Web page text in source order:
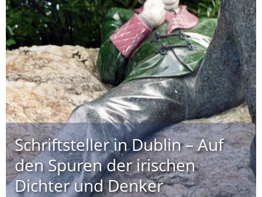
Schriftsteller in Dublin – Auf
den Spuren der irischen
Dichter und Denker